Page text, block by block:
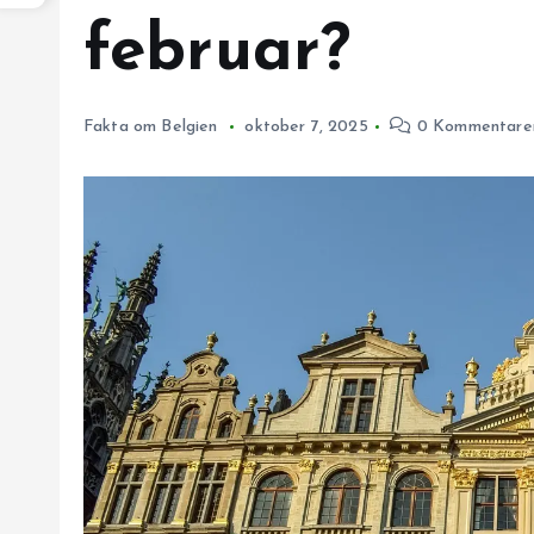
februar?
Fakta om Belgien oktober 7, 2025 0